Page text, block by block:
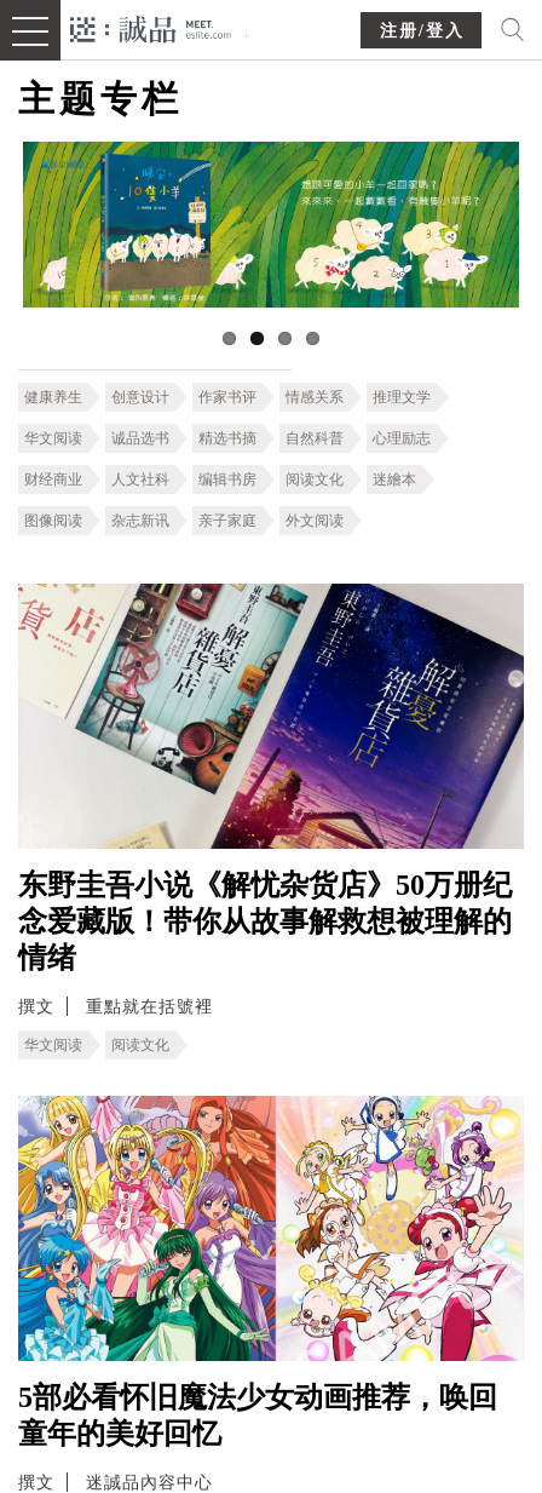
注册/登入
主题专栏
健康养生 创意设计 作家书评 情感关系 推理文学
华文阅读 诚品选书 精选书摘 自然科普 心理励志
财经商业 人文社科 编辑书房 阅读文化 迷繪本
图像阅读 杂志新讯 亲子家庭 外文阅读
东野圭吾小说《解忧杂货店》50万册纪
念爱藏版！带你从故事解救想被理解的
情绪
撰文 重點就在括號裡
华文阅读 阅读文化
5部必看怀旧魔法少女动画推荐，唤回
童年的美好回忆
撰文 迷誠品內容中心